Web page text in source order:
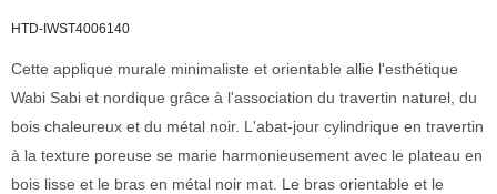
HTD-IWST4006140
Cette applique murale minimaliste et orientable allie l'esthétique
Wabi Sabi et nordique grâce à l'association du travertin naturel, du
bois chaleureux et du métal noir. L'abat-jour cylindrique en travertin
à la texture poreuse se marie harmonieusement avec le plateau en
bois lisse et le bras en métal noir mat. Le bras orientable et le